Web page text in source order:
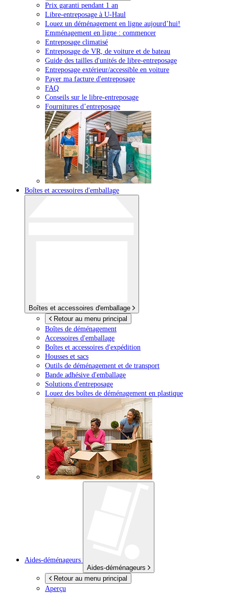
Prix garanti pendant 1 an
Libre-entreposage à U-Haul
Louez un déménagement en ligne aujourd’hui!
Emménagement en ligne : commencer
Entreposage climatisé
Entreposage de VR, de voiture et de bateau
Guide des tailles d'unités de libre-entreposage
Entreposage extérieur/accessible en voiture
Payer ma facture d'entreposage
FAQ
Conseils sur le libre-entreposage
Fournitures d’entreposage
Boîtes et accessoires d'emballage
Boîtes et accessoires d'emballage
Retour au menu principal
Boîtes de déménagement
Accessoires d'emballage
Boîtes et accessoires d'expédition
Housses et sacs
Outils de déménagement et de transport
Bande adhésive d'emballage
Solutions d'entreposage
Louez des boîtes de déménagement en plastique
Aides-déménageurs
Aides-déménageurs
Retour au menu principal
Aperçu